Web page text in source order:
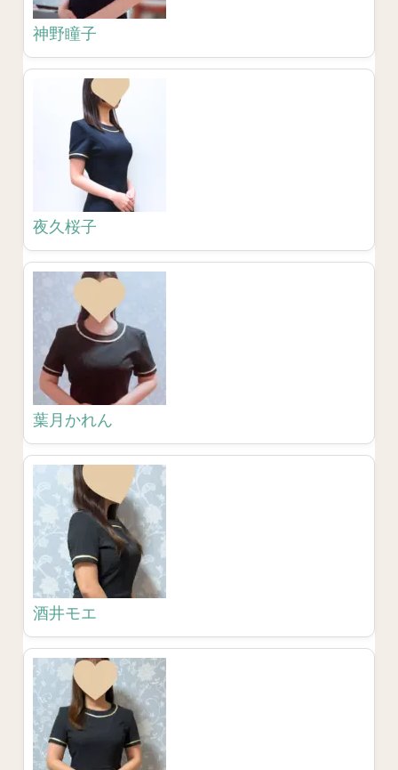
神野瞳子
夜久桜子
葉月かれん
酒井モエ